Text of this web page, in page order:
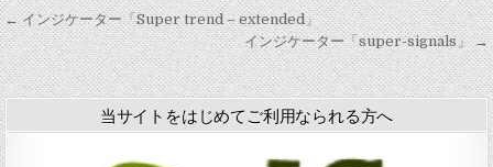
投
稿
ナ
ゲ
← インジケーター「Super trend – extended」
インジケーター「super-signals」 →
当サイトをはじめてご利用なられる方へ